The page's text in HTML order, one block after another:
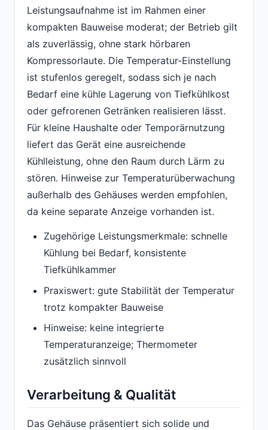
Leistungsaufnahme ist im Rahmen einer
kompakten Bauweise moderat; der Betrieb gilt
als zuverlässig, ohne stark hörbaren
Kompressorlaute. Die Temperatur-Einstellung
ist stufenlos geregelt, sodass sich je nach
Bedarf eine kühle Lagerung von Tiefkühlkost
oder gefrorenen Getränken realisieren lässt.
Für kleine Haushalte oder Temporärnutzung
liefert das Gerät eine ausreichende
Kühlleistung, ohne den Raum durch Lärm zu
stören. Hinweise zur Temperaturüberwachung
außerhalb des Gehäuses werden empfohlen,
da keine separate Anzeige vorhanden ist.
Zugehörige Leistungsmerkmale: schnelle
Kühlung bei Bedarf, konsistente
Tiefkühlkammer
Praxiswert: gute Stabilität der Temperatur
trotz kompakter Bauweise
Hinweise: keine integrierte
Temperaturanzeige; Thermometer
zusätzlich sinnvoll
Verarbeitung & Qualität
Das Gehäuse präsentiert sich solide und